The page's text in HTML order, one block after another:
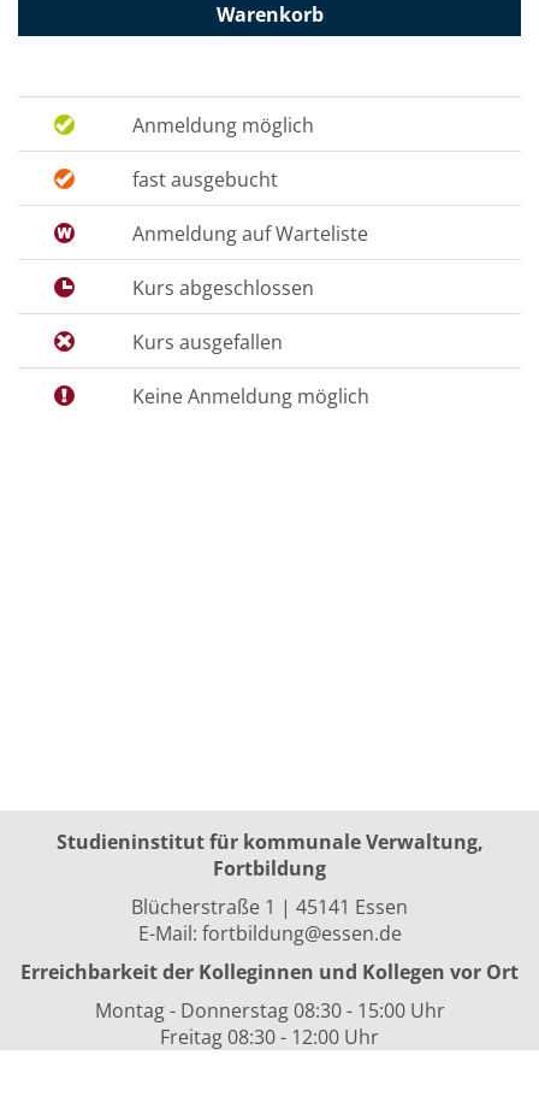
Warenkorb
Anmeldung möglich
fast ausgebucht
Anmeldung auf Warteliste
Kurs abgeschlossen
Kurs ausgefallen
Keine Anmeldung möglich
Studieninstitut für kommunale Verwaltung,
Fortbildung
Blücherstraße 1 | 45141 Essen
E-Mail: fortbildung@essen.de
Erreichbarkeit der Kolleginnen und Kollegen vor Ort
Montag - Donnerstag 08:30 - 15:00 Uhr
Freitag 08:30 - 12:00 Uhr